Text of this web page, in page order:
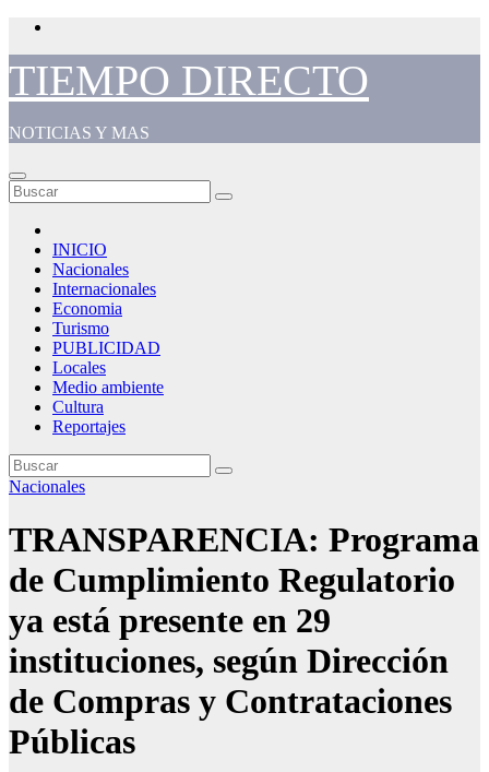
Saltar
contenido
TIEMPO DIRECTO
NOTICIAS Y MAS
INICIO
Nacionales
Internacionales
Economia
Turismo
PUBLICIDAD
Locales
Medio ambiente
Cultura
Reportajes
Nacionales
TRANSPARENCIA: Programa
de Cumplimiento Regulatorio
ya está presente en 29
instituciones, según Dirección
de Compras y Contrataciones
Públicas